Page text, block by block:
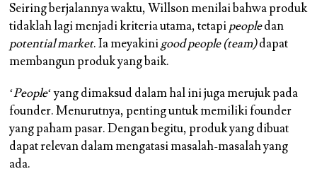
Seiring berjalannya waktu, Willson menilai bahwaproduk
tidaklah lagi menjadi kriteria utama, tetapipeopledan
potential market. Ia meyakinigood people (team)dapat
membangun produk yang baik.
‘People‘ yang dimaksud dalam hal ini juga merujuk pada
founder. Menurutnya, penting untuk memiliki founder
yang paham pasar. Dengan begitu, produk yang dibuat
dapat relevan dalam mengatasi masalah-masalah yang
ada.